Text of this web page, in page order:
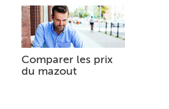
Comparer les prix
du mazout